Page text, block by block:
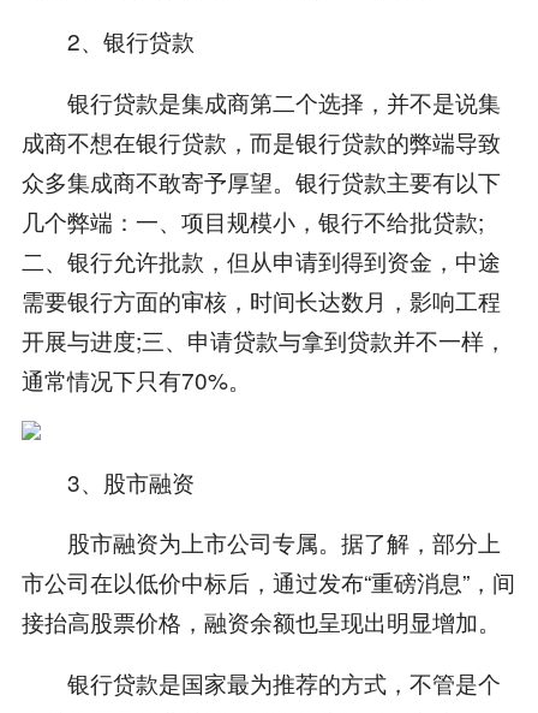
2、银行贷款
银行贷款是集成商第二个选择，并不是说集
成商不想在银行贷款，而是银行贷款的弊端导致
众多集成商不敢寄予厚望。银行贷款主要有以下
几个弊端：一、项目规模小，银行不给批贷款;
二、银行允许批款，但从申请到得到资金，中途
需要银行方面的审核，时间长达数月，影响工程
开展与进度;三、申请贷款与拿到贷款并不一样，
通常情况下只有70%。
3、股市融资
股市融资为上市公司专属。据了解，部分上
市公司在以低价中标后，通过发布“重磅消息”，间
接抬高股票价格，融资余额也呈现出明显增加。
银行贷款是国家最为推荐的方式，不管是个